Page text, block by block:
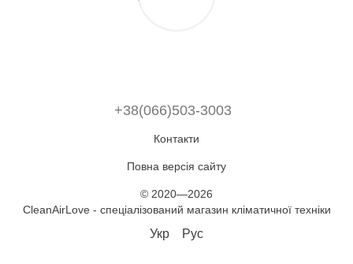
+38(066)503-3003
Контакти
Повна версія сайту
© 2020—2026
CleanAirLove - спеціалізований магазин кліматичної техніки
Укр Рус